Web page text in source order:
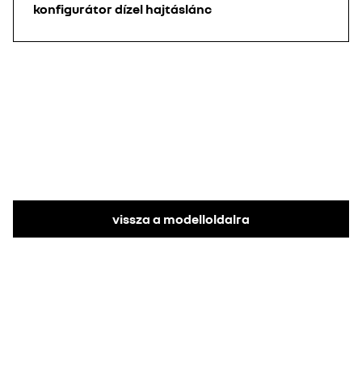
konfigurátordízel hajtáslánc
vissza a modelloldalra